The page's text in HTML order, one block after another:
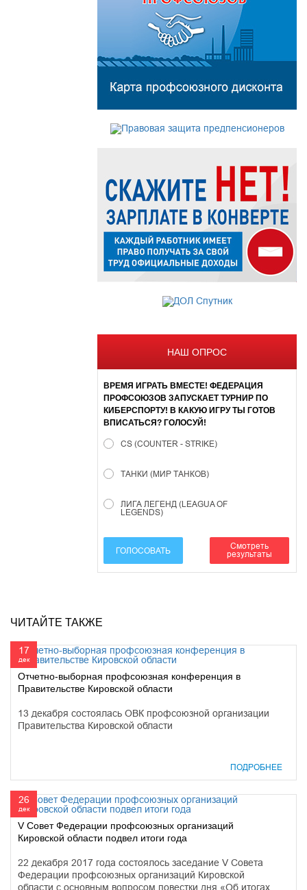
НАШ ОПРОС
ВРЕМЯ ИГРАТЬ ВМЕСТЕ! ФЕДЕРАЦИЯ
ПРОФСОЮЗОВ ЗАПУСКАЕТ ТУРНИР ПО
КИБЕРСПОРТУ! В КАКУЮ ИГРУ ТЫ ГОТОВ
ВПИСАТЬСЯ? ГОЛОСУЙ!
CS (COUNTER - STRIKE)
ТАНКИ (МИР ТАНКОВ)
ЛИГА ЛЕГЕНД (LEAGUA OF
LEGENDS)
ГОЛОСОВАТЬ
Смотреть
результаты
ЧИТАЙТЕ ТАКЖЕ
17
дек
Отчетно-выборная профсоюзная конференция в
Правительстве Кировской области
13 декабря состоялась ОВК профсоюзной организации
Правительства Кировской области
ПОДРОБНЕЕ
26
дек
V Совет Федерации профсоюзных организаций
Кировской области подвел итоги года
22 декабря 2017 года состоялось заседание V Совета
Федерации профсоюзных организаций Кировской
области с основным вопросом повестки дня «Об итогах